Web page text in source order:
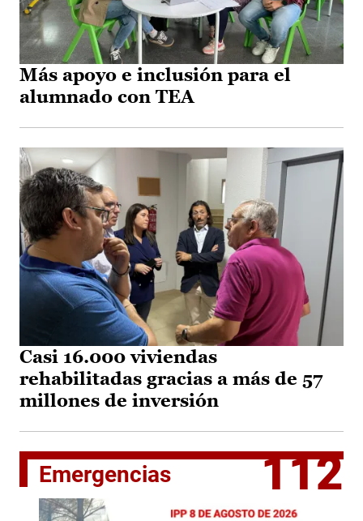
Más apoyo e inclusión para el
alumnado con TEA
Casi 16.000 viviendas
rehabilitadas gracias a más de 57
millones de inversión
Emergencias 112